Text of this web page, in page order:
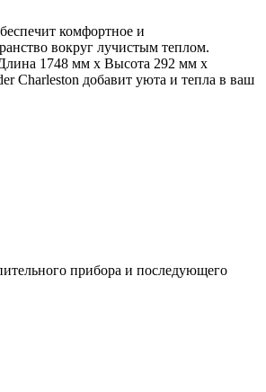
комфортное и
вокруг лучистым теплом.
Длина 1748 мм х Высота 292 мм х
Charleston добавит уюта и тепла в ваш
прибора и последующего